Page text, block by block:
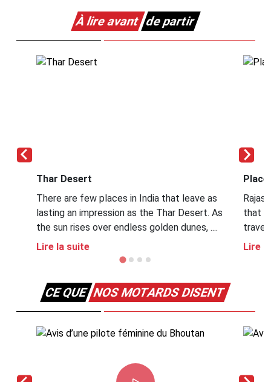
À lire avantde partir
Thar Desert
There are few places in India that leave as
lasting an impression as the Thar Desert. As
the sun rises over endless golden dunes, ....
Lire la suite
that
Lire
CE QUENOS MOTARDS DISENT